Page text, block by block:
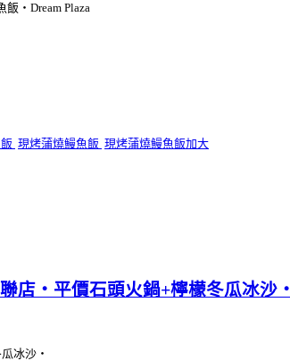
‧Dream Plaza
現烤蒲燒鰻魚飯 現烤蒲燒鰻魚飯加大
店‧平價石頭火鍋+檸檬冬瓜冰沙‧
冰沙‧